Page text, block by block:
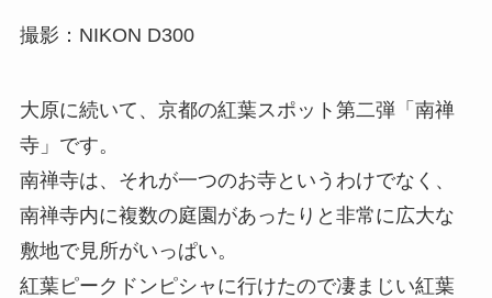
撮影：NIKON D300
大原に続いて、京都の紅葉スポット第二弾「南禅
寺」です。
南禅寺は、それが一つのお寺というわけでなく、
南禅寺内に複数の庭園があったりと非常に広大な
敷地で見所がいっぱい。
紅葉ピークドンピシャに行けたので凄まじい紅葉